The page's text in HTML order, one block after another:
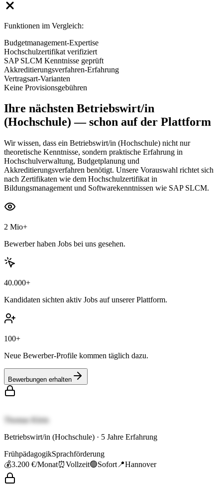
Funktionen im Vergleich:
Budgetmanagement-Expertise
Hochschulzertifikat verifiziert
SAP SLCM Kenntnisse geprüft
Akkreditierungsverfahren-Erfahrung
Vertragsart-Varianten
Keine Provisionsgebühren
Ihre nächsten Betriebswirt/in
(Hochschule) — schon auf der Plattform
Wir wissen, dass ein Betriebswirt/in (Hochschule) nicht nur
theoretische Kenntnisse, sondern praktische Erfahrung in
Hochschulverwaltung, Budgetplanung und
Akkreditierungsverfahren benötigt. Unsere Vorauswahl richtet sich
nach Zertifikaten wie dem Hochschulzertifikat in
Bildungsmanagement und Softwarekenntnissen wie SAP SLCM.
2 Mio+
Bewerber haben Jobs bei uns gesehen.
40.000+
Kandidaten sichten aktiv Jobs auf unserer Plattform.
100+
Neue Bewerber-Profile kommen täglich dazu.
Bewerbungen erhalten
Thomas Klein
Betriebswirt/in (Hochschule) · 5 Jahre Erfahrung
FrühpädagogikSprachförderung
💰3.200 €/Monat⏰Vollzeit🟢Sofort 📍Hannover